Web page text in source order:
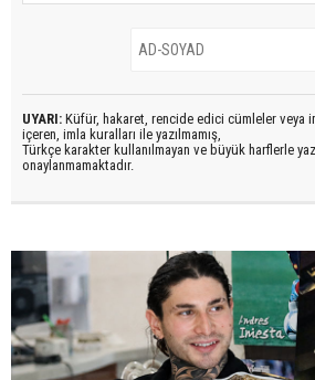
UYARI: Küfür, hakaret, rencide edici cümleler veya
içeren, imla kuralları ile yazılmamış,
Türkçe karakter kullanılmayan ve büyük harflerle
onaylanmamaktadır.